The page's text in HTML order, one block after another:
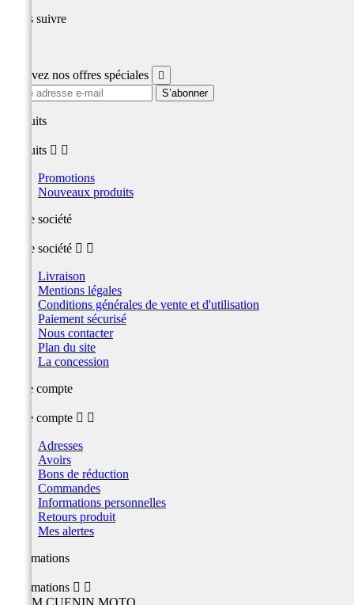
Nous suivre
Recevez nos offres spéciales 
produits
produits  
Promotions
Nouveaux produits
Notre société
Notre société  
Livraison
Mentions légales
Conditions générales de vente et d'utilisation
Paiement sécurisé
Nous contacter
Plan du site
La concession
Votre compte
Votre compte  
Adresses
Avoirs
Bons de réduction
Commandes
Informations personnelles
Retours produit
Mes alertes
Informations
Informations  